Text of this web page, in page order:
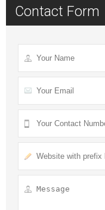
Contact Form